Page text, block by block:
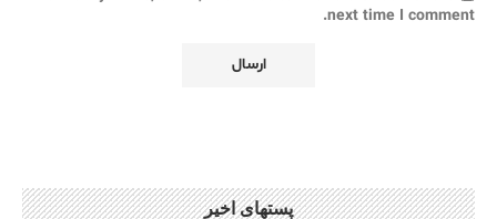
next time I comment.
پستهای اخیر